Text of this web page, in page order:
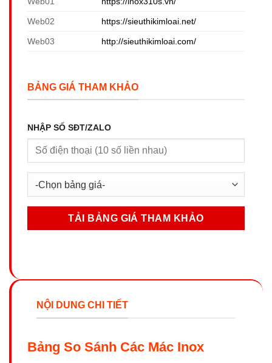
Web02 https://sieuthikimloai.net/
Web03 http://sieuthikimloai.com/
BẢNG GIÁ THAM KHẢO
NHẬP SỐ SĐT/ZALO
NỘI DUNG CHI TIẾT
Bảng So Sánh Các Mác Inox